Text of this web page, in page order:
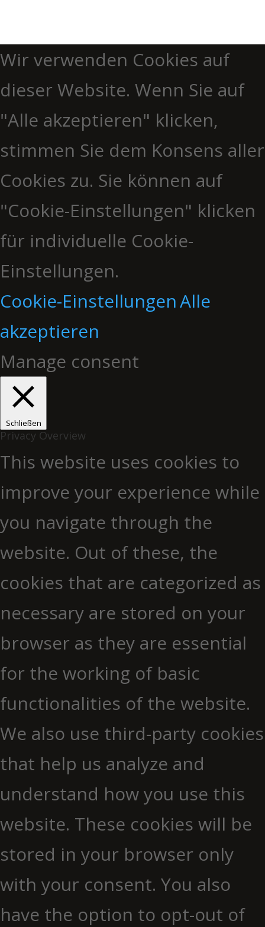
Wir verwenden Cookies auf
dieser Website. Wenn Sie auf
"Alle akzeptieren" klicken,
stimmen Sie dem Konsens aller
Cookies zu. Sie können auf
"Cookie-Einstellungen" klicken
für individuelle Cookie-
Einstellungen.
Cookie-EinstellungenAlle
akzeptieren
Manage consent
Schließen
Privacy Overview
This website uses cookies to
improve your experience while
you navigate through the
website. Out of these, the
cookies that are categorized as
necessary are stored on your
browser as they are essential
for the working of basic
functionalities of the website.
We also use third-party cookies
that help us analyze and
understand how you use this
website. These cookies will be
stored in your browser only
with your consent. You also
have the option to opt-out of